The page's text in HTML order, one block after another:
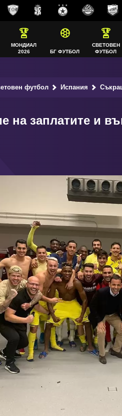
МОНДИАЛ
2026
БГ ФУТБОЛ
СВЕТОВЕН
ФУТБОЛ
футбол Испания
на заплатите и